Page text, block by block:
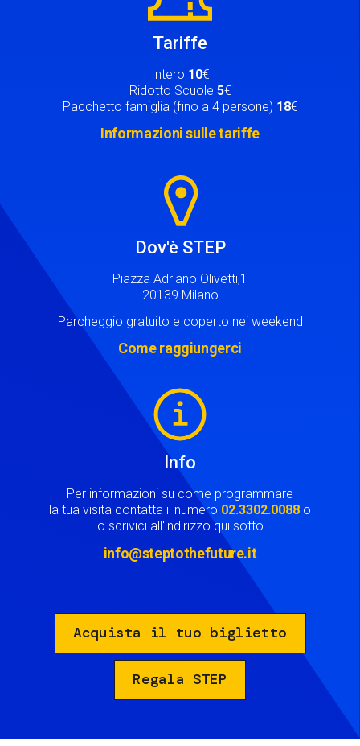
Tariffe
Intero 10€
Ridotto Scuole 5€
Pacchetto famiglia (fino a 4 persone) 18€
Informazioni sulle tariffe
Dov'è STEP
Piazza Adriano Olivetti,1
20139 Milano
Parcheggio gratuito e coperto nei weekend
Come raggiungerci
Info
Per informazioni su come programmare
la tua visita contatta il numero 02.3302.0088 o
o scrivici all'indirizzo qui sotto
info@steptothefuture.it
Acquista il tuo biglietto
Regala STEP